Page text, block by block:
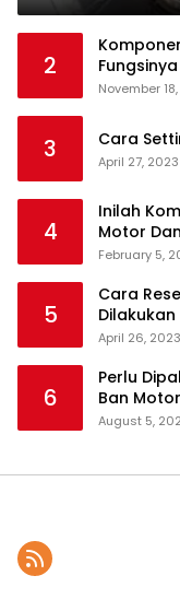
2
November
3 Cara
April 27, 2023
4
Inilah
Motor
February 5,
5
Cara
Dilakukan
April 26, 2023
6
Perlu
Ban
August 5,